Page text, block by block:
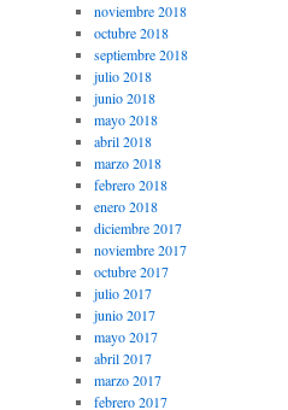
noviembre 2018
octubre 2018
septiembre 2018
julio 2018
junio 2018
mayo 2018
abril 2018
marzo 2018
febrero 2018
enero 2018
diciembre 2017
noviembre 2017
octubre 2017
julio 2017
junio 2017
mayo 2017
abril 2017
marzo 2017
febrero 2017